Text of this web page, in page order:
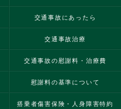
交通事故にあったら
交通事故治療
交通事故の慰謝料・治療費
慰謝料の基準について
搭乗者傷害保険・人身障害特約